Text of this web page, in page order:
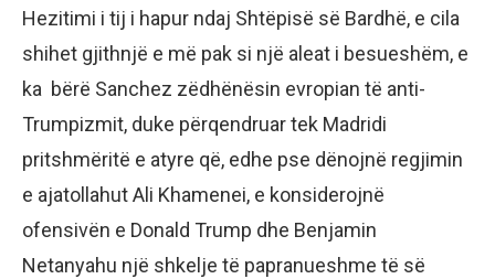
Hezitimi i tij i hapur ndaj Shtëpisë së Bardhë, e cila
shihet gjithnjë e më pak si një aleat i besueshëm, e
ka bërë Sanchez zëdhënësin evropian të anti-
Trumpizmit, duke përqendruar tek Madridi
pritshmëritë e atyre që, edhe pse dënojnë regjimin
e ajatollahut Ali Khamenei, e konsiderojnë
ofensivën e Donald Trump dhe Benjamin
Netanyahu një shkelje të papranueshme të së